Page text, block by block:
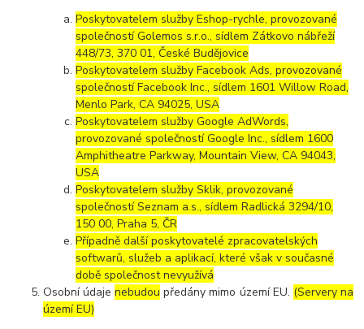
Poskytovatelem služby Eshop-rychle, provozované
společností Golemos s.r.o., sídlem Zátkovo nábřeží
448/73, 370 01, České Budějovice
Poskytovatelem služby Facebook Ads, provozované
společností Facebook Inc., sídlem 1601 Willow Road,
Menlo Park, CA 94025, USA
Poskytovatelem služby Google AdWords,
provozované společností Google Inc., sídlem 1600
Amphitheatre Parkway, Mountain View, CA 94043,
USA
Poskytovatelem služby Sklik, provozované
společností Seznam a.s., sídlem Radlická 3294/10,
150 00, Praha 5, ČR
Případně další poskytovatelé zpracovatelských
softwarů, služeb a aplikací, které však v současné
době společnost nevyužívá
Osobní údajenebudou předány mimo území EU. (Servery na
území EU)